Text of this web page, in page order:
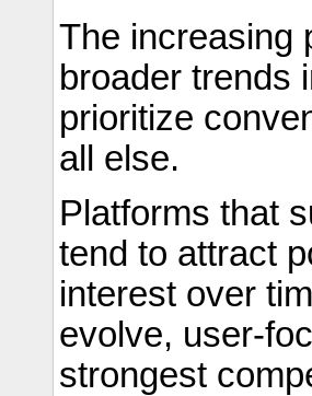
The increasing
broader trends
prioritize
all else.
Platforms that
tend to attract
interest over
evolve, user-
strongest